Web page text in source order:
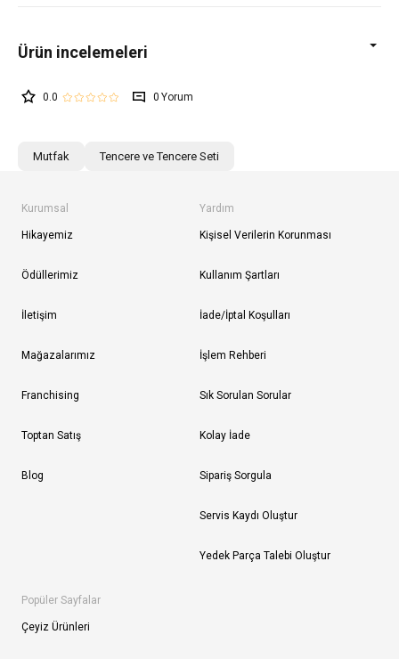
0.0 0
Mutfak Tencere ve Tencere Seti
Kurumsal
Hikayemiz
Ödüllerimiz
İletişim
Mağazalarımız
Franchising
Toptan Satış
Blog
Yardım
Kişisel Verilerin Korunması
Kullanım Şartları
İade/İptal Koşulları
İşlem Rehberi
Sık Sorulan Sorular
Kolay İade
Sipariş Sorgula
Servis Kaydı Oluştur
Yedek Parça Talebi Oluştur
Popüler Sayfalar
Çeyiz Ürünleri